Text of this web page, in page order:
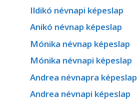
Ildikó névnapi képeslap
Anikó névnap képeslap
Mónika névnap képeslap
Mónika névnapi képeslap
Andrea névnapra képeslap
Andrea névnapi képeslap